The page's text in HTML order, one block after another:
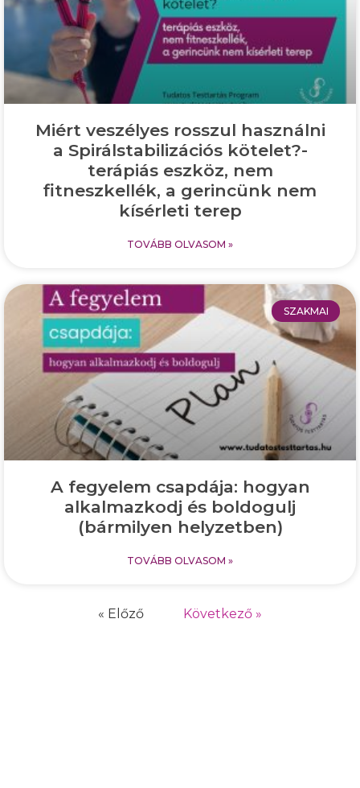
Miért veszélyes rosszul használni
a Spirálstabilizációs kötelet?-
terápiás eszköz, nem
fitneszkellék, a gerincünk nem
kísérleti terep
TOVÁBB OLVASOM »
SZAKMAI
A fegyelem csapdája: hogyan
alkalmazkodj és boldogulj
(bármilyen helyzetben)
TOVÁBB OLVASOM »
« Előző Következő »